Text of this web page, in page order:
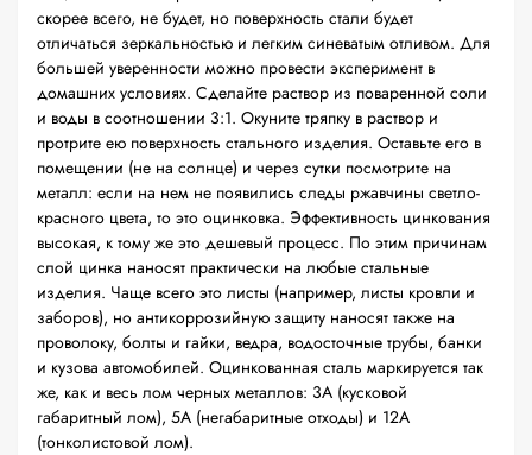
скорее всего, не будет, но поверхность стали будет
отличаться зеркальностью и легким синеватым отливом. Для
большей уверенности можно провести эксперимент в
домашних условиях. Сделайте раствор из поваренной соли
и воды в соотношении 3:1. Окуните тряпку в раствор и
протрите ею поверхность стального изделия. Оставьте его в
помещении (не на солнце) и через сутки посмотрите на
металл: если на нем не появились следы ржавчины светло-
красного цвета, то это оцинковка. Эффективность цинкования
высокая, к тому же это дешевый процесс. По этим причинам
слой цинка наносят практически на любые стальные
изделия. Чаще всего это листы (например, листы кровли и
заборов), но антикоррозийную защиту наносят также на
проволоку, болты и гайки, ведра, водосточные трубы, банки
и кузова автомобилей. Оцинкованная сталь маркируется так
же, как и весь лом черных металлов: 3А (кусковой
габаритный лом), 5А (негабаритные отходы) и 12А
(тонколистовой лом).